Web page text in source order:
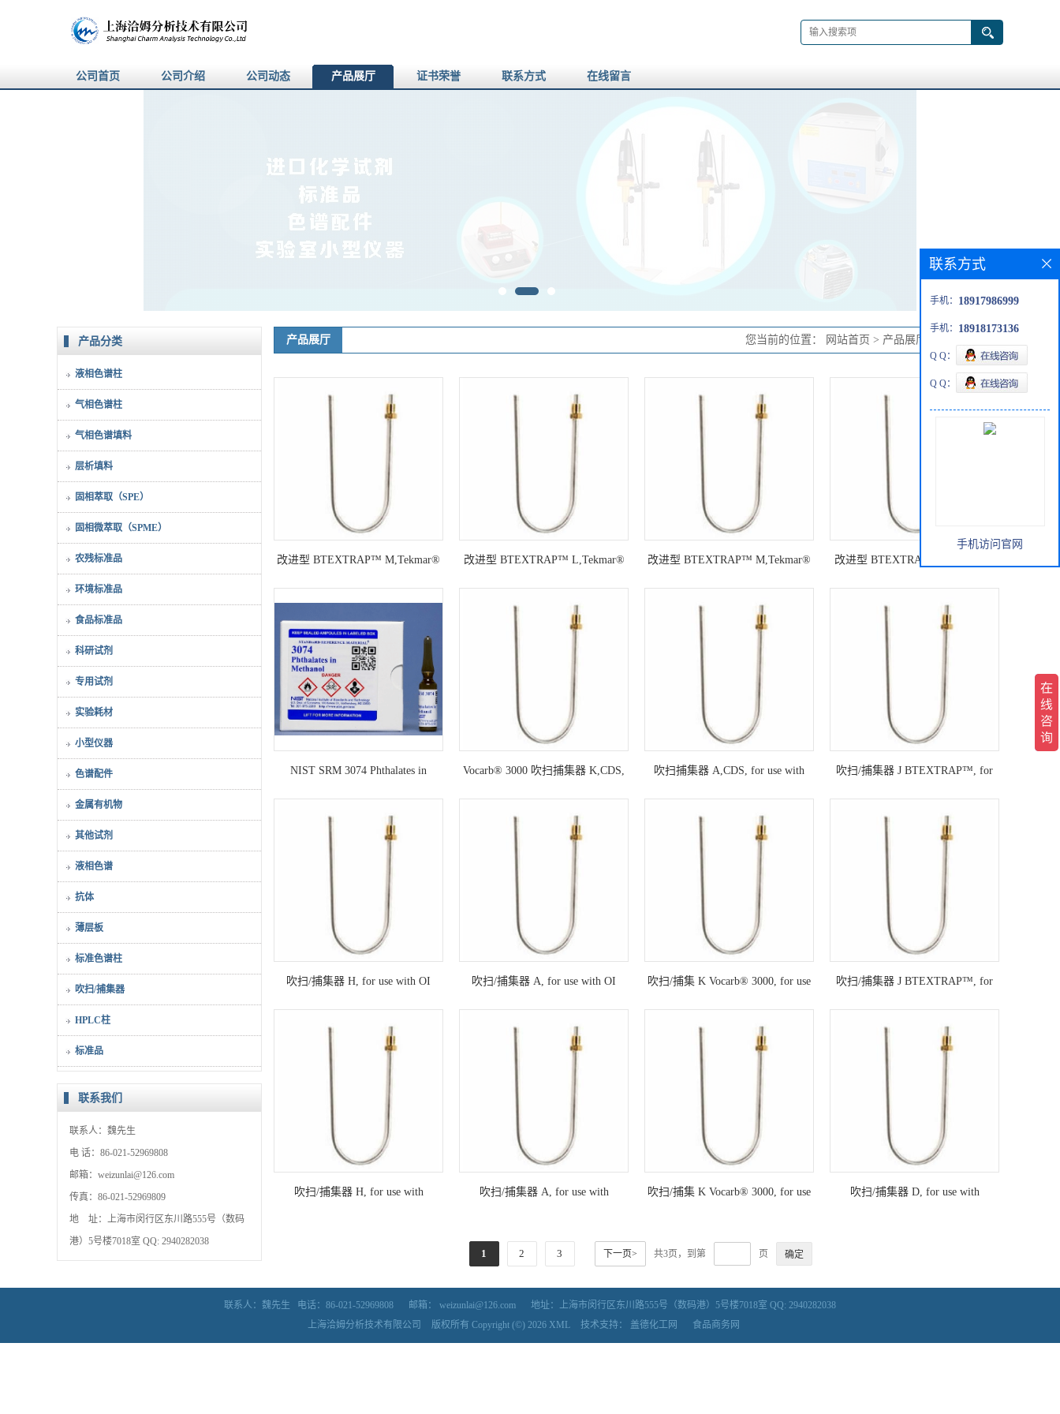
公司首页 公司介绍 公司动态 产品展厅 证书荣誉 联系方式 在线留言
产品分类
液相色谱柱
气相色谱柱
气相色谱填料
层析填料
固相萃取（SPE）
固相微萃取（SPME）
农残标准品
环境标准品
食品标准品
科研试剂
专用试剂
实验耗材
小型仪器
色谱配件
金属有机物
其他试剂
液相色谱
抗体
薄层板
标准色谱柱
吹扫/捕集器
HPLC柱
标准品
联系我们
联系人：魏先生
电 话：86-021-52969808
邮箱：weizunlai@126.com
传真：86-021-52969809
地 址：上海市闵行区东川路555号（数码
港）5号楼7018室 QQ: 2940282038
产品展厅 您当前的位置： 网站首页 > 产品展厅
改进型 BTEXTRAP™ M,Tekmar®
改进型 BTEXTRAP™ L,Tekmar®
改进型 BTEXTRAP™ M,Tekmar®
改进型 BTEXTRAP™ L,Tekmar®
NIST SRM 3074 Phthalates in
Vocarb® 3000 吹扫捕集器 K,CDS,
吹扫捕集器 A,CDS, for use with
吹扫/捕集器 J BTEXTRAP™, for
吹扫/捕集器 H, for use with OI
吹扫/捕集器 A, for use with OI
吹扫/捕集 K Vocarb® 3000, for use
吹扫/捕集器 J BTEXTRAP™, for
(Straight, 12 in./30.5 cm, Valco
吹扫/捕集器 H, for use with
吹扫/捕集器 A, for use with
in./30.5 cm, Valco fitting
吹扫/捕集 K Vocarb® 3000, for use
12 in./30.5 cm, Valco fitting
吹扫/捕集器 D, for use with
1
2 3 下一页> 共3页，到第 页
联系方式
手机： 18917986999
手机： 18918173136
Q Q：
Q Q：
手机访问官网
联系人：魏先生 电话：86-021-52969808 邮箱： weizunlai@126.com
地址：上海市闵行区东川路555号（数码港）5号楼7018室 QQ: 2940282038
上海洽姆分析技术有限公司
版权所有 Copyright (©) 2026 XML 技术支持： 盖德化工网 食品商务网